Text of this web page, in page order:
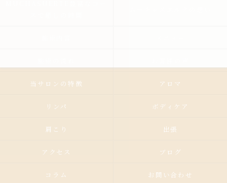
当サロンの特徴 アロマ
リンパ ボディケア
肩こり 出張
アクセス ブログ
コラム お問い合わせ